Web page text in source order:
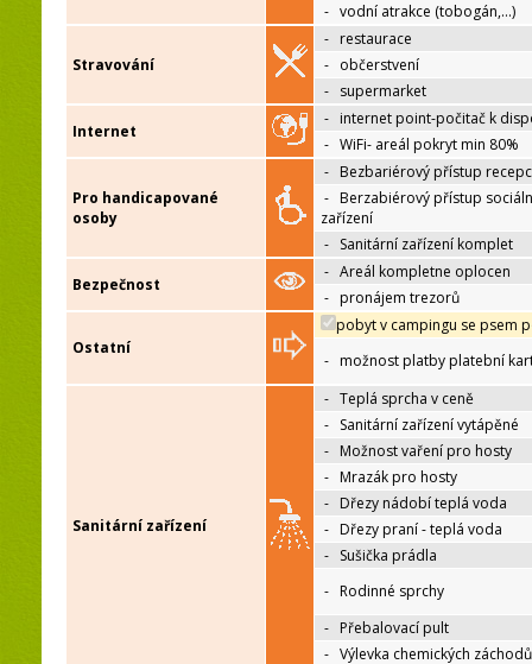
- vodní atrakce (tobogán,…)
Stravování
- restaurace
- občerstvení
- supermarket
Internet
- internet point-počitač k
- WiFi- areál pokryt min 80%
Pro handicapované
osoby
- Bezbariérový přístup
- Berzabiérový přístup
zařízení
- Sanitární zařízení komplet
Bezpečnost
- Areál kompletne oplocen
- pronájem trezorů
Ostatní
pobyt v campingu se psem
- možnost platby platební
Sanitární zařízení
- Teplá sprcha v ceně
- Sanitární zařízení vytápěné
- Možnost vaření pro hosty
- Mrazák pro hosty
- Dřezy nádobí teplá voda
- Dřezy praní - teplá voda
- Sušička prádla
- Rodinné sprchy
- Přebalovací pult
- Výlevka chemických záchodů